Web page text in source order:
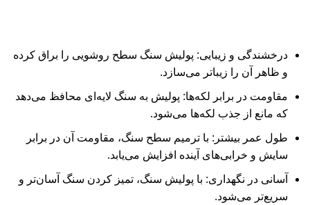
درخشندگی و زیبایی: پولیش سنگ سطح روشویی را براق کرده
و ظاهر آن را زیباتر می‌سازد.
مقاومت در برابر لکه‌ها: پولیش به سنگ لایه‌ای محافظ می‌دهد
که مانع از جذب لکه‌ها می‌شود.
طول عمر بیشتر: با ترمیم سطح سنگ، مقاومت آن در برابر
سایش و خرابی‌های آینده افزایش می‌یابد.
آسانی در نگهداری: با پولیش سنگ، تمیز کردن سنگ آسان‌تر و
سریع‌تر می‌شود.